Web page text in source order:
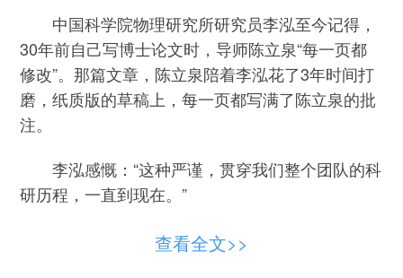
中国科学院物理研究所研究员李泓至今记得，
30年前自己写博士论文时，导师陈立泉“每一页都
修改”。那篇文章，陈立泉陪着李泓花了3年时间打
磨，纸质版的草稿上，每一页都写满了陈立泉的批
注。
李泓感慨：“这种严谨，贯穿我们整个团队的科
研历程，一直到现在。”
这对师徒如今是中国锂电池与固态电池领域的
查看全文>>